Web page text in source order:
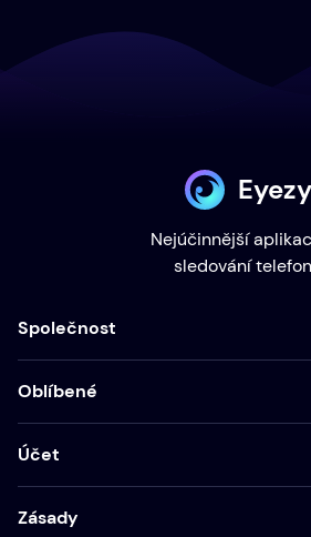
Eyezy
Nejúčinnější
sledování
Společnost
Oblíbené
Účet
Zásady